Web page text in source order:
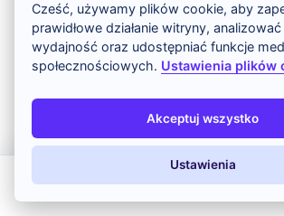
Cześć, używamy plików cookie, aby
prawidłowe działanie witryny,
wydajność oraz udostępniać funkcje
społecznościowych. Ustawienia plików
Akceptuj wszystko
Ustawienia